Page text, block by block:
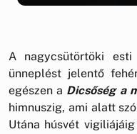
A nagycsütörtöki
ünneplést jelentő
egészen a Dicsőség a
himnuszig, ami alatt
Utána húsvét